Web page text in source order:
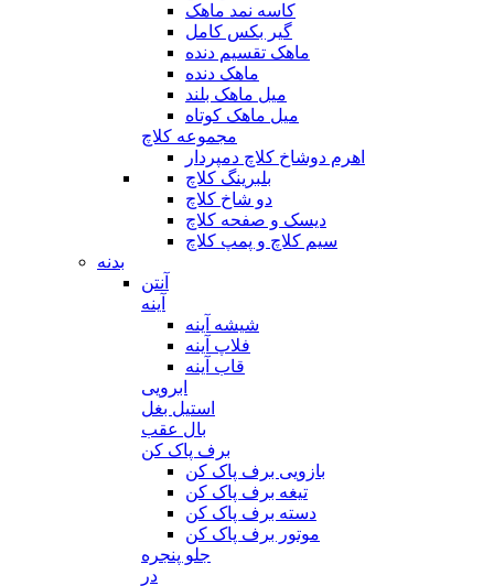
کاسه نمد ماهک
گیر بکس کامل
ماهک تقسیم دنده
ماهک دنده
میل ماهک بلند
میل ماهک کوتاه
مجموعه کلاچ
اهرم دوشاخ کلاچ دمپردار
بلبرینگ کلاچ
دو شاخ کلاچ
دیسک و صفحه کلاچ
سیم کلاچ و پمپ کلاچ
بدنه
آنتن
آینه
شیشه آینه
فلاپ آینه
قاب آینه
ابرویی
استیل بغل
بال عقب
برف پاک کن
بازویی برف پاک کن
تیغه برف پاک کن
دسته برف پاک کن
موتور برف پاک کن
جلو پنجره
در